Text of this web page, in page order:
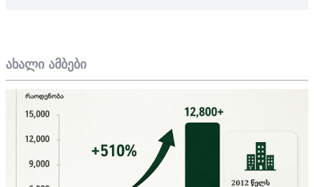
ახალი ამბები